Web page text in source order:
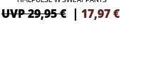
UVP 29,95 € | 17,97€